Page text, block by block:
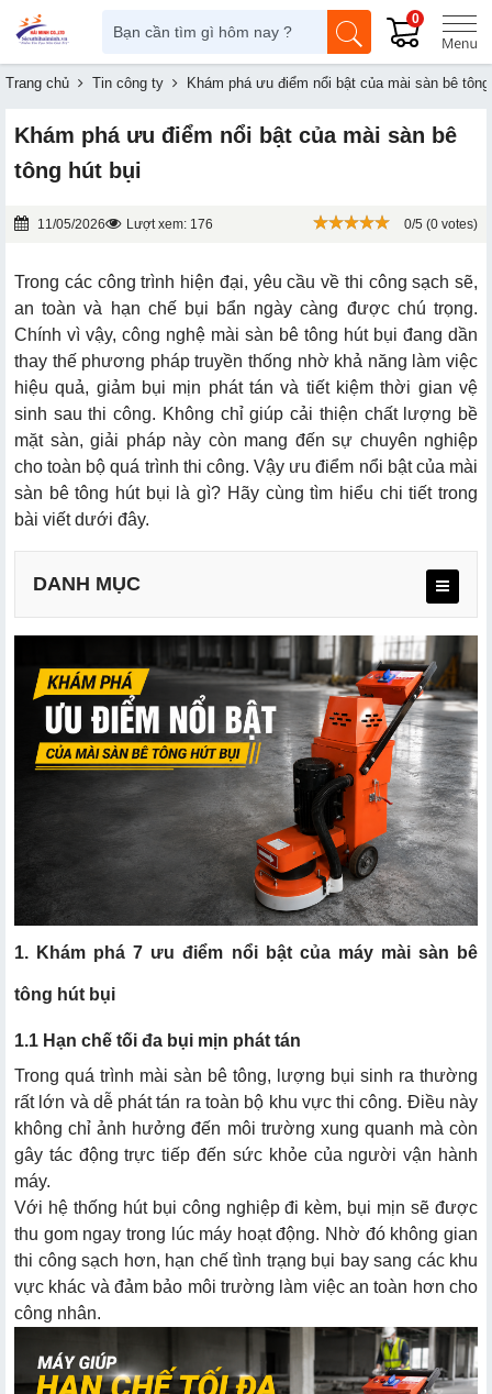
0
Trang chủ Tin công ty Khám phá ưu điểm nổi bật của mài sàn bê
Khám phá ưu điểm nổi bật của mài sàn bê
tông hút bụi
11/05/2026 Lượt xem: 176 0/5 (0 votes)
Trong các công trình hiện đại, yêu cầu về thi công sạch sẽ,
an toàn và hạn chế bụi bẩn ngày càng được chú trọng.
Chính vì vậy, công nghệ mài sàn bê tông hút bụi đang dần
thay thế phương pháp truyền thống nhờ khả năng làm việc
hiệu quả, giảm bụi mịn phát tán và tiết kiệm thời gian vệ
sinh sau thi công. Không chỉ giúp cải thiện chất lượng bề
mặt sàn, giải pháp này còn mang đến sự chuyên nghiệp
cho toàn bộ quá trình thi công. Vậy ưu điểm nổi bật của mài
sàn bê tông hút bụi là gì? Hãy cùng tìm hiểu chi tiết trong
bài viết dưới đây.
DANH MỤC
1.1 Hạn chế tối đa bụi mịn phát tán
1.2 Giữ công trình sạch sẽ
1.3 Tăng hiệu quả thi công
1.4 Nâng cao chất lượng bề mặt sàn
1.5 Tiết kiệm chi phí nhân công vệ sinh
1.6 Phù hợp tiêu chuẩn thi công hiện đại
1.7 Tăng tuổi thọ thiết bị và dụng cụ mài
1. Khám phá 7 ưu điểm nổi bật của máy mài sàn bê
tông hút bụi
1.1 Hạn chế tối đa bụi mịn phát tán
Trong quá trình mài sàn bê tông, lượng bụi sinh ra thường
rất lớn và dễ phát tán ra toàn bộ khu vực thi công. Điều này
không chỉ ảnh hưởng đến môi trường xung quanh mà còn
gây tác động trực tiếp đến sức khỏe của người vận hành
máy.
Với hệ thống hút bụi công nghiệp đi kèm, bụi mịn sẽ được
thu gom ngay trong lúc máy hoạt động. Nhờ đó không gian
thi công sạch hơn, hạn chế tình trạng bụi bay sang các khu
vực khác và đảm bảo môi trường làm việc an toàn hơn cho
công nhân.